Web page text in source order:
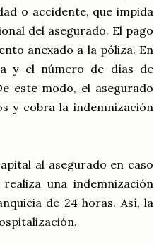
o accidente, que impida
del asegurado. El pago
anexado a la póliza. En
y el número de días de
este modo, el asegurado
y cobra la indemnización
al asegurado en caso
una indemnización
de 24 horas. Así, la